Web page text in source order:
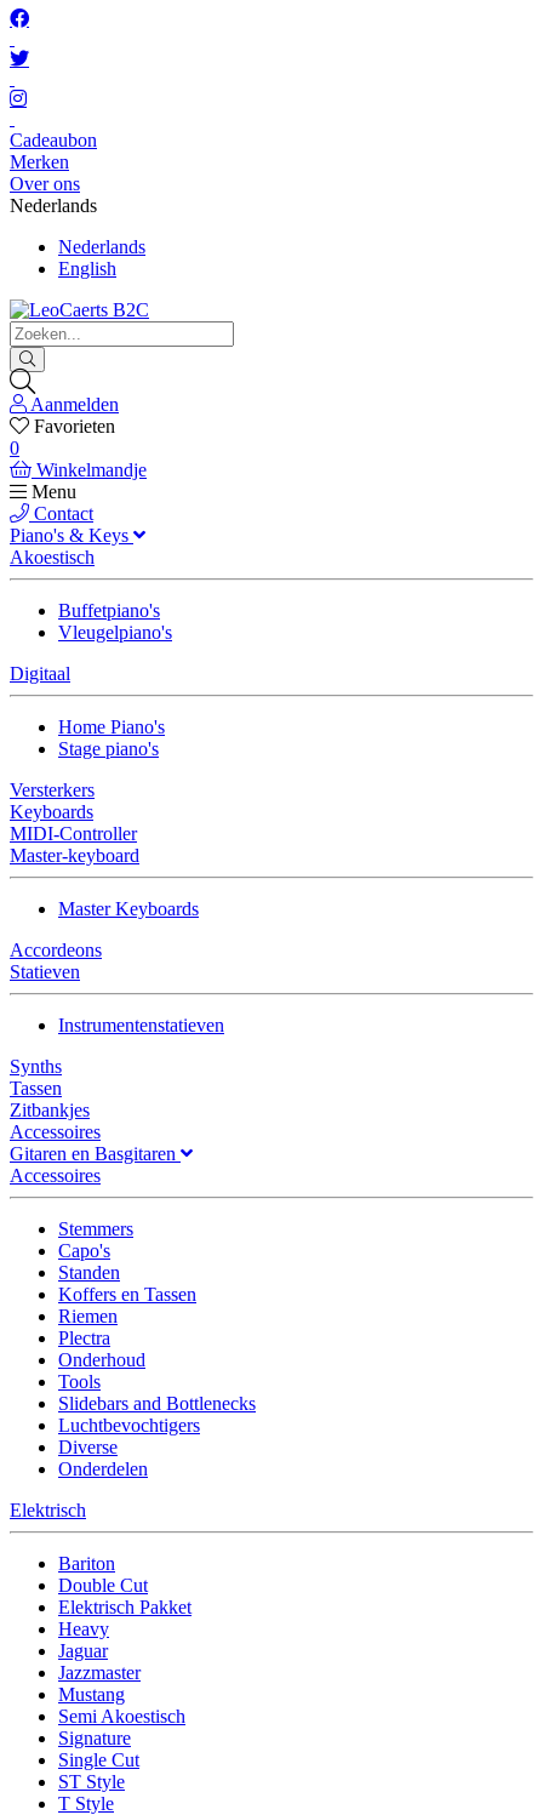
Cadeaubon
Merken
Over ons
Nederlands
Nederlands
English
Aanmelden
Favorieten
0
Winkelmandje
Menu
Contact
Piano's & Keys
Akoestisch
Buffetpiano's
Vleugelpiano's
Digitaal
Home Piano's
Stage piano's
Versterkers
Keyboards
MIDI-Controller
Master-keyboard
Master Keyboards
Accordeons
Statieven
Instrumentenstatieven
Synths
Tassen
Zitbankjes
Accessoires
Gitaren en Basgitaren
Accessoires
Stemmers
Capo's
Standen
Koffers en Tassen
Riemen
Plectra
Onderhoud
Tools
Slidebars and Bottlenecks
Luchtbevochtigers
Diverse
Onderdelen
Elektrisch
Bariton
Double Cut
Elektrisch Pakket
Heavy
Jaguar
Jazzmaster
Mustang
Semi Akoestisch
Signature
Single Cut
ST Style
T Style